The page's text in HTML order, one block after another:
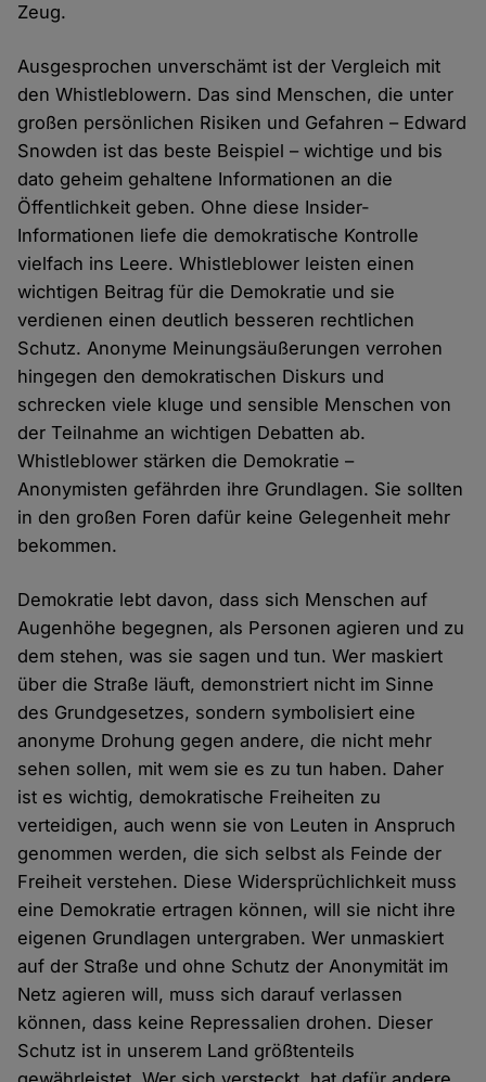
Zeug.
Ausgesprochen unverschämt ist der Vergleich mit
den Whistleblowern. Das sind Menschen, die unter
großen persönlichen Risiken und Gefahren – Edward
Snowden ist das beste Beispiel – wichtige und bis
dato geheim gehaltene Informationen an die
Öffentlichkeit geben. Ohne diese Insider-
Informationen liefe die demokratische Kontrolle
vielfach ins Leere. Whistleblower leisten einen
wichtigen Beitrag für die Demokratie und sie
verdienen einen deutlich besseren rechtlichen
Schutz. Anonyme Meinungsäußerungen verrohen
hingegen den demokratischen Diskurs und
schrecken viele kluge und sensible Menschen von
der Teilnahme an wichtigen Debatten ab.
Whistleblower stärken die Demokratie –
Anonymisten gefährden ihre Grundlagen. Sie sollten
in den großen Foren dafür keine Gelegenheit mehr
bekommen.
Demokratie lebt davon, dass sich Menschen auf
Augenhöhe begegnen, als Personen agieren und zu
dem stehen, was sie sagen und tun. Wer maskiert
über die Straße läuft, demonstriert nicht im Sinne
des Grundgesetzes, sondern symbolisiert eine
anonyme Drohung gegen andere, die nicht mehr
sehen sollen, mit wem sie es zu tun haben. Daher
ist es wichtig, demokratische Freiheiten zu
verteidigen, auch wenn sie von Leuten in Anspruch
genommen werden, die sich selbst als Feinde der
Freiheit verstehen. Diese Widersprüchlichkeit muss
eine Demokratie ertragen können, will sie nicht ihre
eigenen Grundlagen untergraben. Wer unmaskiert
auf der Straße und ohne Schutz der Anonymität im
Netz agieren will, muss sich darauf verlassen
können, dass keine Repressalien drohen. Dieser
Schutz ist in unserem Land größtenteils